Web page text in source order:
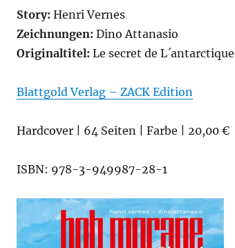
Story: Henri Vernes
Zeichnungen: Dino Attanasio
Originaltitel: Le secret de L´antarctique
Blattgold Verlag – ZACK Edition
Hardcover | 64 Seiten | Farbe | 20,00 €
ISBN: 978-3-949987-28-1